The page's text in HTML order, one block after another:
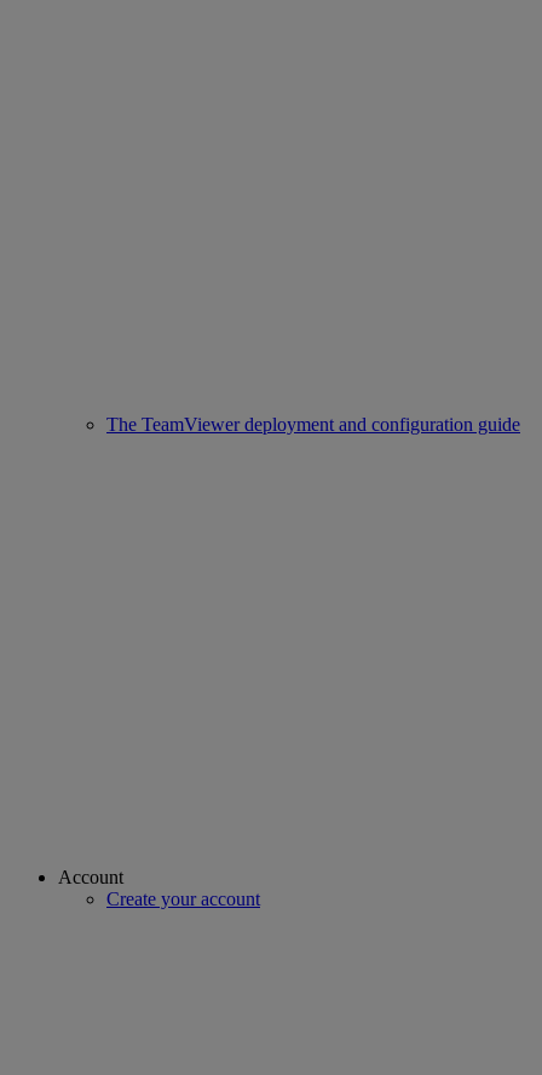
The TeamViewer deployment and configuration guide
Account
Create your account